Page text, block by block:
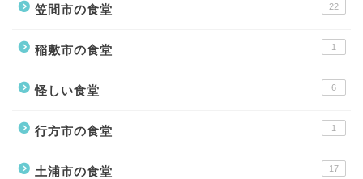
笠間市の食堂 22
稲敷市の食堂 1
怪しい食堂 6
行方市の食堂 1
土浦市の食堂 17